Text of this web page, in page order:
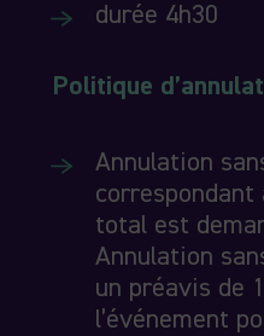
durée 4h30
Politique
Annulation
correspondant
total est
Annulation
un préavis de
l’événement